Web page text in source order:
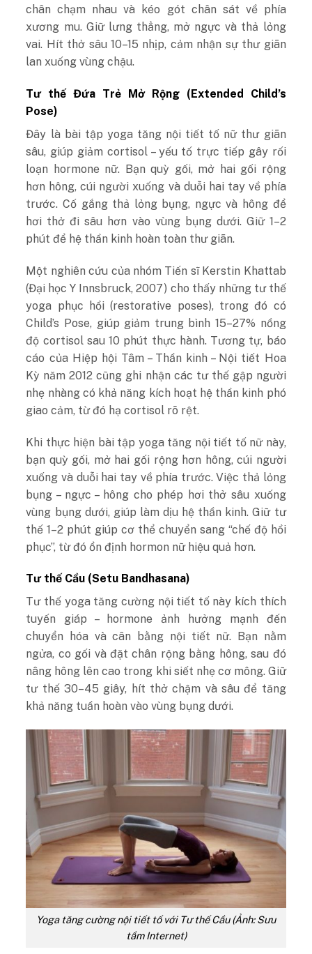
chân chạm nhau và kéo gót chân sát về phía
xương mu. Giữ lưng thẳng, mở ngực và thả lỏng
vai. Hít thở sâu 10–15 nhịp, cảm nhận sự thư giãn
lan xuống vùng chậu.
Tư thế Đứa Trẻ Mở Rộng (Extended Child’s
Pose)
Đây là bài tập yoga tăng nội tiết tố nữthư giãn
sâu, giúp giảm cortisol – yếu tố trực tiếp gây rối
loạn hormone nữ. Bạn quỳ gối, mở hai gối rộng
hơn hông, cúi người xuống và duỗi hai tay về phía
trước. Cố gắng thả lỏng bụng, ngực và hông để
hơi thở đi sâu hơn vào vùng bụng dưới. Giữ 1–2
phút để hệ thần kinh hoàn toàn thư giãn.
Một nghiên cứu của nhóm Tiến sĩ Kerstin Khattab
(Đại học Y Innsbruck, 2007) cho thấy những tư thế
yoga phục hồi (restorative poses), trong đó có
Child’s Pose, giúp giảm trung bình 15–27% nồng
độ cortisol sau 10 phút thực hành. Tương tự, báo
cáo của Hiệp hội Tâm – Thần kinh – Nội tiết Hoa
Kỳ năm 2012 cũng ghi nhận các tư thế gập người
nhẹ nhàng có khả năng kích hoạt hệ thần kinh phó
giao cảm, từ đó hạ cortisol rõ rệt.
Khi thực hiện bài tập yoga tăng nội tiết tố nữ này,
bạn quỳ gối, mở hai gối rộng hơn hông, cúi người
xuống và duỗi hai tay về phía trước. Việc thả lỏng
bụng – ngực – hông cho phép hơi thở sâu xuống
vùng bụng dưới, giúp làm dịu hệ thần kinh. Giữ tư
thế 1–2 phút giúp cơ thể chuyển sang “chế độ hồi
phục”, từ đó ổn định hormon nữ hiệu quả hơn.
Tư thế Cầu (Setu Bandhasana)
Tư thế yoga tăng cường nội tiết tố này kích thích
tuyến giáp – hormone ảnh hưởng mạnh đến
chuyển hóa và cân bằng nội tiết nữ. Bạn nằm
ngửa, co gối và đặt chân rộng bằng hông, sau đó
nâng hông lên cao trong khi siết nhẹ cơ mông. Giữ
tư thế 30–45 giây, hít thở chậm và sâu để tăng
khả năng tuần hoàn vào vùng bụng dưới.
Yoga tăng cường nội tiết tố với Tư thế Cầu (Ảnh: Sưu
tầm Internet)